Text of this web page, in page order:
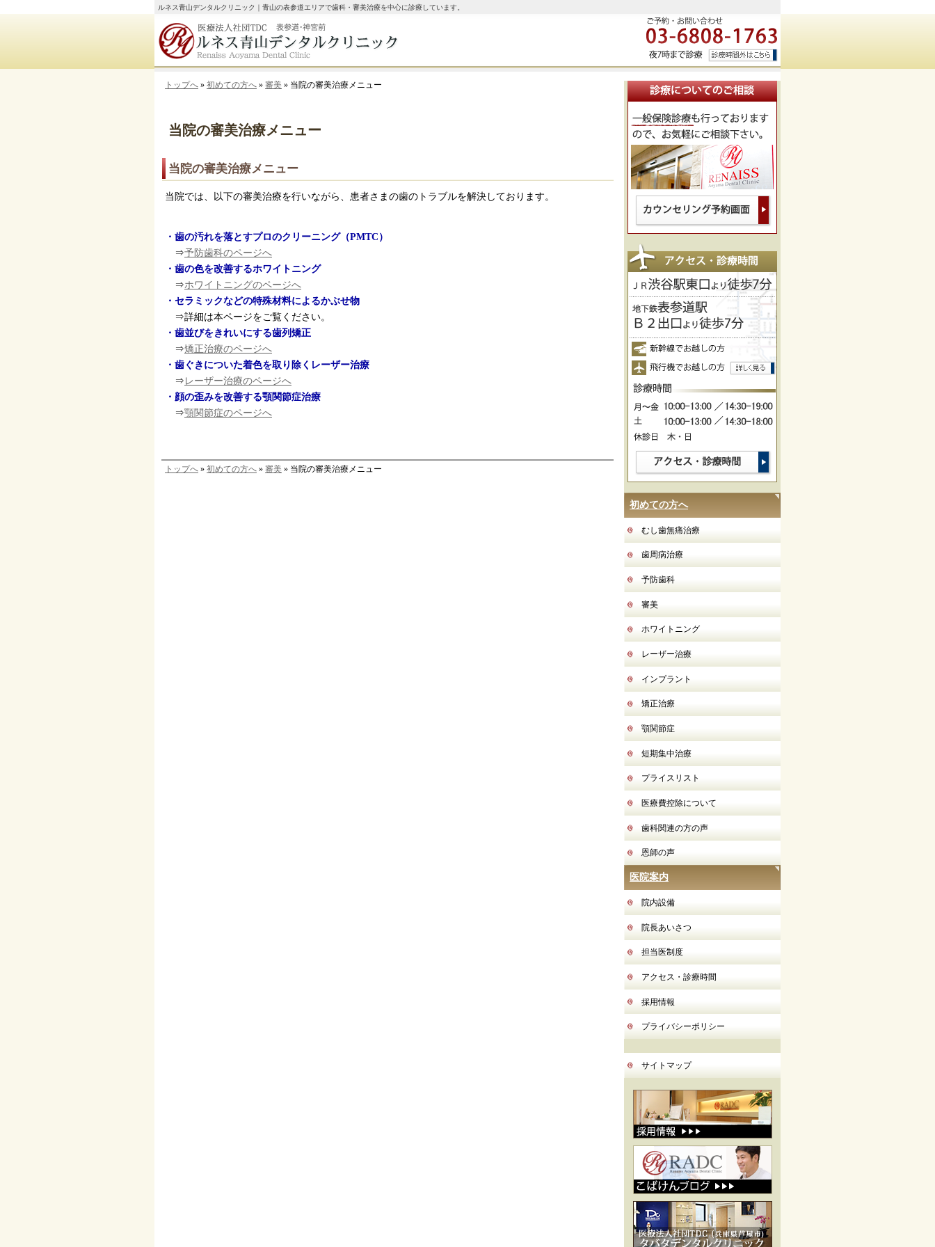
当院の審美治療メニュー
ルネス青山デンタルクリニック｜青山の表参道エリアで歯科・審美治療を中心に診療しています。
トップへ » 初めての方へ » 審美 » 当院の審美治療メニュー
当院の審美治療メニュー
当院では、以下の審美治療を行いながら、患者さまの歯のトラブルを解決しております。
・歯の汚れを落とすプロのクリーニング（PMTC）
⇒予防歯科のページへ
・歯の色を改善するホワイトニング
⇒ホワイトニングのページへ
・セラミックなどの特殊材料によるかぶせ物
⇒詳細は本ページをご覧ください。
・歯並びをきれいにする歯列矯正
⇒矯正治療のページへ
・歯ぐきについた着色を取り除くレーザー治療
⇒ レーザー治療のページへ
・顔の歪みを改善する顎関節症治療
⇒顎関節症のページへ
トップへ » 初めての方へ » 審美 » 当院の審美治療メニュー
初めての方へ
むし歯無痛治療
歯周病治療
予防歯科
審美
ホワイトニング
レーザー治療
インプラント
矯正治療
顎関節症
短期集中治療
プライスリスト
医療費控除について
歯科関連の方の声
恩師の声
医院案内
院内設備
院長あいさつ
担当医制度
アクセス・診療時間
採用情報
プライバシーポリシー
サイトマップ